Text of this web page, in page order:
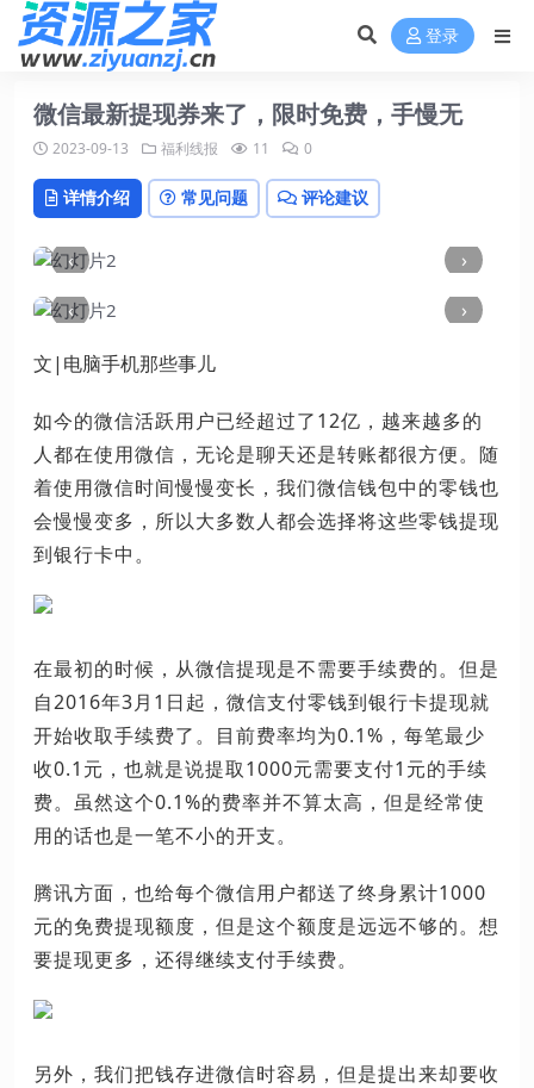
登录
微信最新提现券来了，限时免费，手慢无
2023-09-13 福利线报 11 0
详情介绍 常见问题 评论建议
‹
›
‹
›
文|电脑手机那些事儿
如今的微信活跃用户已经超过了12亿，越来越多的
人都在使用微信，无论是聊天还是转账都很方便。随
着使用微信时间慢慢变长，我们微信钱包中的零钱也
会慢慢变多，所以大多数人都会选择将这些零钱提现
到银行卡中。
在最初的时候，从微信提现是不需要手续费的。但是
自2016年3月1日起，微信支付零钱到银行卡提现就
开始收取手续费了。目前费率均为0.1%，每笔最少
收0.1元，也就是说提取1000元需要支付1元的手续
费。虽然这个0.1%的费率并不算太高，但是经常使
用的话也是一笔不小的开支。
腾讯方面，也给每个微信用户都送了终身累计1000
元的免费提现额度，但是这个额度是远远不够的。想
要提现更多，还得继续支付手续费。
另外，我们把钱存进微信时容易，但是提出来却要收